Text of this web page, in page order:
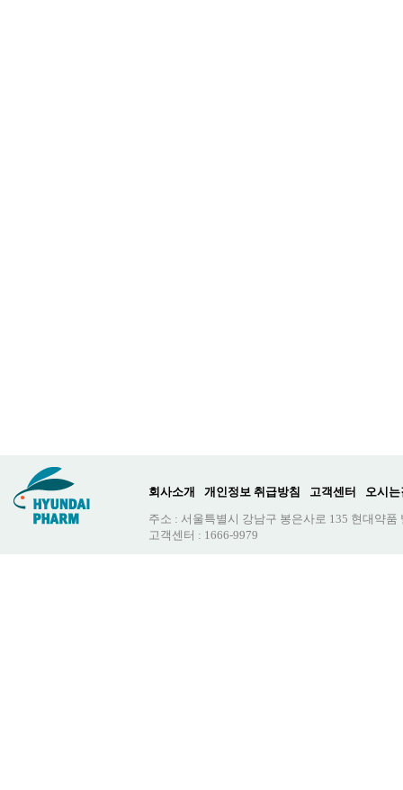
회사소개 개인정보 취급방침 고객센터
오시는
주소 : 서울특별시 강남구 봉은사로 135 현대약품
고객센터 : 1666-9979